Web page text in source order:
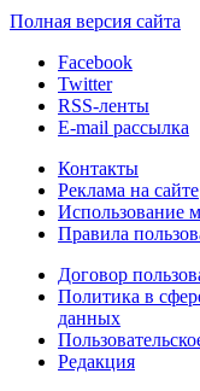
Полная версия сайта
Facebook
Twitter
RSS-ленты
E-mail рассылка
Контакты
Реклама на сайте
Использование
Правила
Договор
Политика в
данных
Редакция